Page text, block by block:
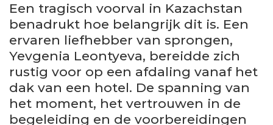
Een tragisch voorval in Kazachstan
benadrukt hoe belangrijk dit is. Een
ervaren liefhebber van sprongen,
Yevgenia Leontyeva, bereidde zich
rustig voor op een afdaling vanaf het
dak van een hotel. De spanning van
het moment, het vertrouwen in de
begeleiding en de voorbereidingen